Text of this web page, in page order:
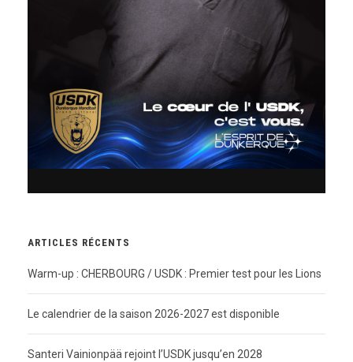
ARTICLES RÉCENTS
Warm-up : CHERBOURG / USDK : Premier test pour les Lions
Le calendrier de la saison 2026-2027 est disponible
Santeri Vainionpää rejoint l’USDK jusqu’en 2028